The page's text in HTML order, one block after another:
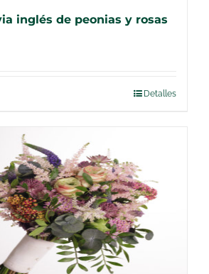
inglés de peonias y rosas
Detalles